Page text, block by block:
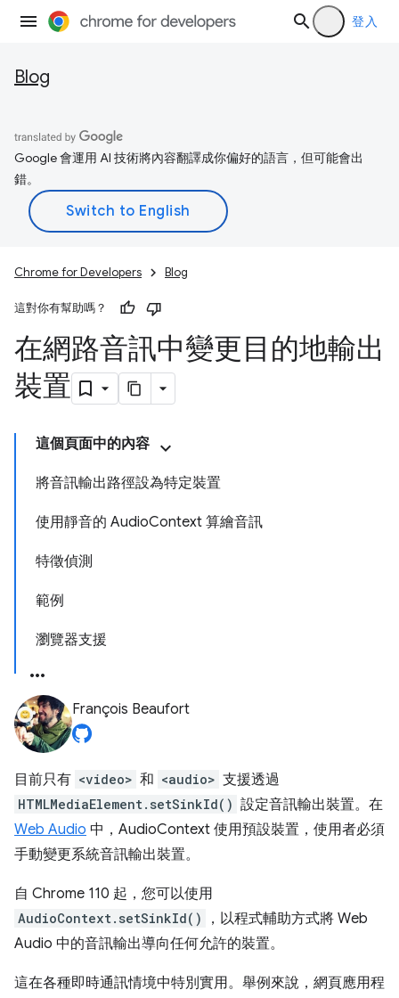
登入
Blog
Google 會運用 AI 技術將內容翻譯成你偏好的語言，但可能會出
錯。
Chrome for Developers Blog
這對你有幫助嗎？
在網路音訊中變更目的地輸出
裝置
這個頁面中的內容
將音訊輸出路徑設為特定裝置
使用靜音的 AudioContext 算繪音訊
特徵偵測
範例
瀏覽器支援
François Beaufort
目前只有 <video> 和 <audio> 支援透過
HTMLMediaElement.setSinkId() 設定音訊輸出裝置。在
Web Audio 中，AudioContext 使用預設裝置，使用者必須
手動變更系統音訊輸出裝置。
自 Chrome 110 起，您可以使用
AudioContext.setSinkId()
，以程式輔助方式將 Web
Audio 中的音訊輸出導向任何允許的裝置。
這在各種即時通訊情境中特別實用。舉例來說，網頁應用程